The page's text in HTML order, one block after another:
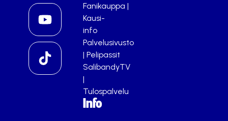
Fanikauppa |
Kausi-
info
Palvelusivusto
| Pelipassit
SalibandyTV
|
Tulospalvelu
Info